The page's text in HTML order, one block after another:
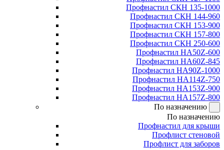
Профнастил СКН 135-1000
Профнастил СКН 144-960
Профнастил СКН 153-900
Профнастил СКН 157-800
Профнастил СКН 250-600
Профнастил НА50Z-600
Профнастил НА60Z-845
Профнастил НА90Z-1000
Профнастил НА114Z-750
Профнастил НА153Z-900
Профнастил НА157Z-800
По назначению
По назначению
Профнастил для крыши
Профлист стеновой
Профлист для заборов